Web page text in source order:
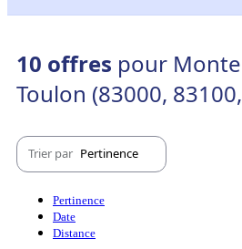
10 offres pour
Toulon (83000,
Trier par Pertinence
Pertinence
Date
Distance